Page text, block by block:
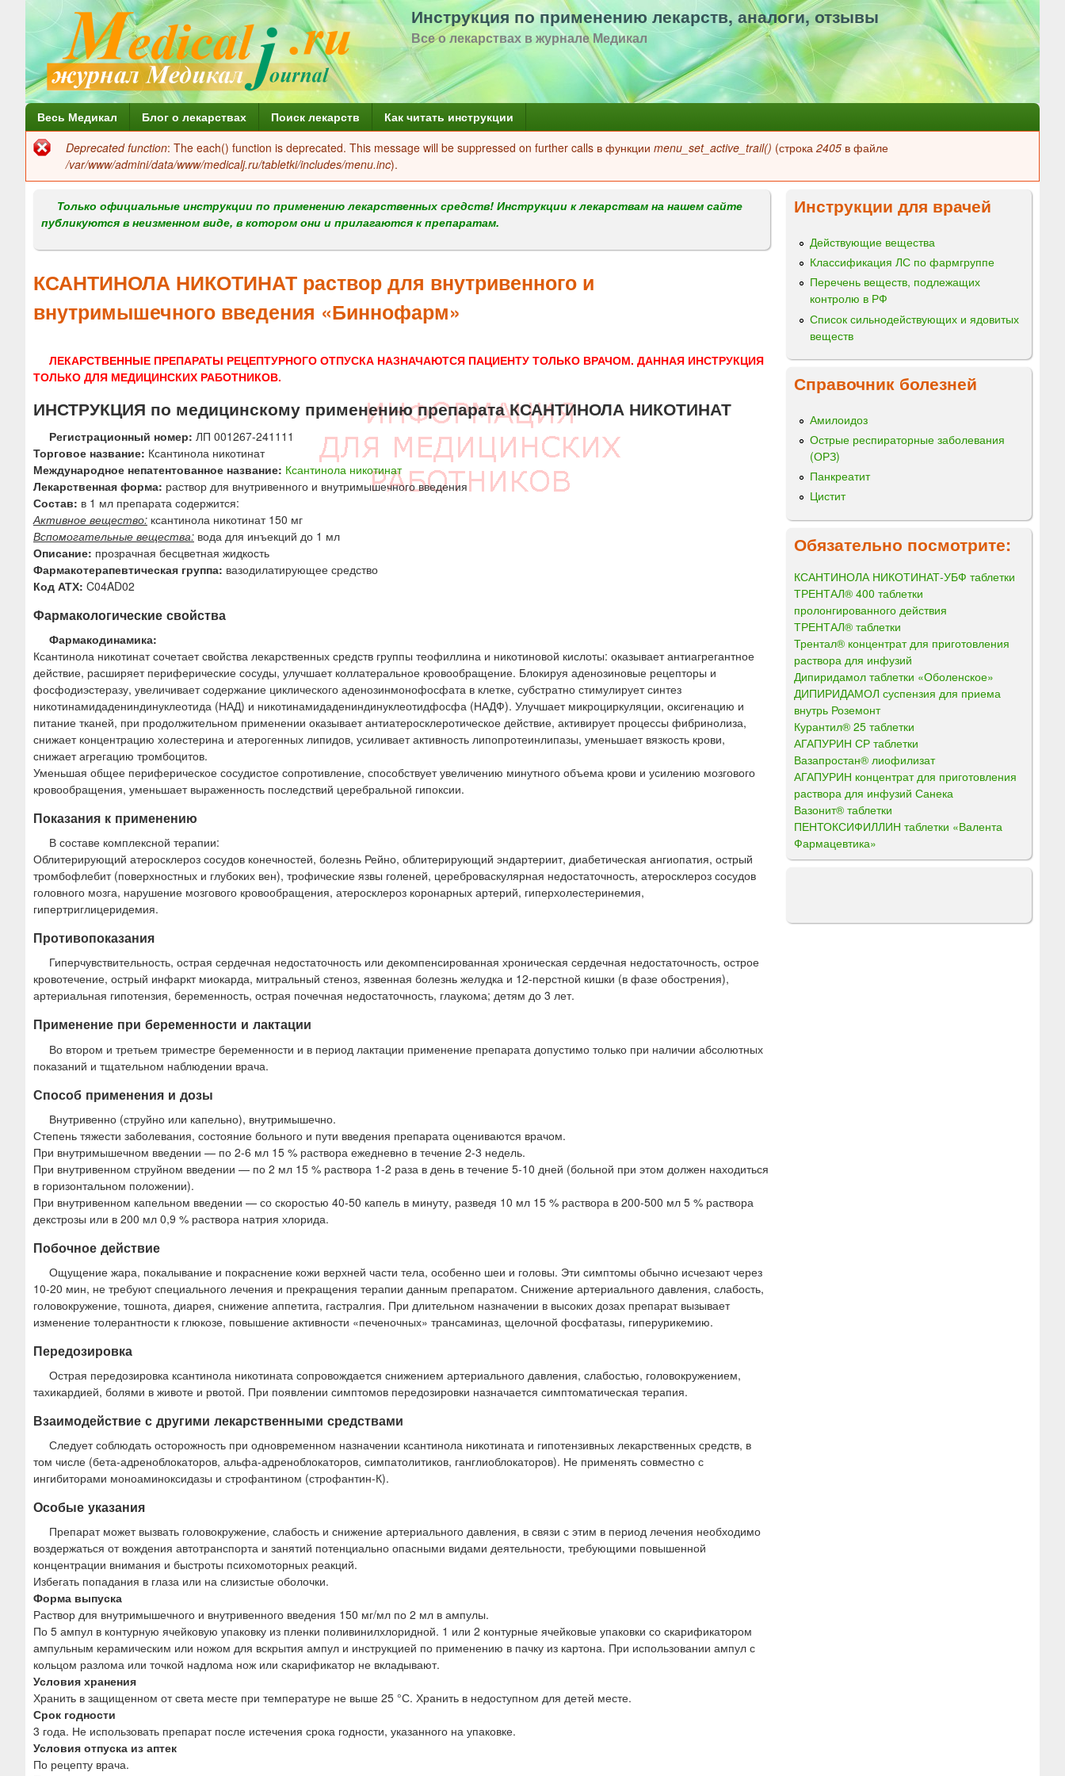
Перейти
к
содержанию
Инструкция по применению лекарств, аналоги, отзывы
Все о лекарствах в журнале Медикал
Г
л
н
м
е
Весь Медикал Блог о лекарствах Поиск лекарств Как читать инструкции
Сообщение
об
ошибке
Deprecated function: The each() function is deprecated. This message will be suppressed on further calls в функции menu_set_active_trail() (строка 2405 в файле
/var/www/admini/data/www/medicalj.ru/tabletki/includes/menu.inc).
Только официальные инструкции по применению лекарственных средств! Инструкции к лекарствам на нашем сайте
публикуются в неизменном виде, в котором они и прилагаются к препаратам.
КСАНТИНОЛА НИКОТИНАТ раствор для внутривенного и
внутримышечного введения «Биннофарм»
ЛЕКАРСТВЕННЫЕ ПРЕПАРАТЫ РЕЦЕПТУРНОГО ОТПУСКА НАЗНАЧАЮТСЯ ПАЦИЕНТУ ТОЛЬКО ВРАЧОМ. ДАННАЯ ИНСТРУКЦИЯ
ТОЛЬКО ДЛЯ МЕДИЦИНСКИХ РАБОТНИКОВ.
ИНСТРУКЦИЯ по медицинскому применению препарата КСАНТИНОЛА НИКОТИНАТ
Регистрационный номер: ЛП 001267-241111
Торговое название: Ксантинола никотинат
Международное непатентованное название: Ксантинола никотинат
Лекарственная форма: раствор для внутривенного и внутримышечного введения
Состав: в 1 мл препарата содержится:
Активное вещество: ксантинола никотинат 150 мг
Вспомогательные вещества: вода для инъекций до 1 мл
Описание: прозрачная бесцветная жидкость
Фармакотерапевтическая группа: вазодилатирующее средство
Код АТХ: C04AD02
Фармакологические свойства
Фармакодинамика:
Ксантинола никотинат сочетает свойства лекарственных средств группы теофиллина и никотиновой кислоты: оказывает антиагрегантное
действие, расширяет периферические сосуды, улучшает коллатеральное кровообращение. Блокируя аденозиновые рецепторы и
фосфодиэстеразу, увеличивает содержание циклического аденозинмонофосфата в клетке, субстратно стимулирует синтез
никотинамидадениндинуклеотида (НАД) и никотинамидадениндинуклеотидфосфа (НАДФ). Улучшает микроциркуляции, оксигенацию и
питание тканей, при продолжительном применении оказывает антиатеросклеротическое действие, активирует процессы фибринолиза,
снижает концентрацию холестерина и атерогенных липидов, усиливает активность липопротеинлипазы, уменьшает вязкость крови,
снижает агрегацию тромбоцитов.
Уменьшая общее периферическое сосудистое сопротивление, способствует увеличению минутного объема крови и усилению мозгового
кровообращения, уменьшает выраженность последствий церебральной гипоксии.
Показания к применению
В составе комплексной терапии:
Облитерирующий атеросклероз сосудов конечностей, болезнь Рейно, облитерирующий эндартериит, диабетическая ангиопатия, острый
тромбофлебит (поверхностных и глубоких вен), трофические язвы голеней, цереброваскулярная недостаточность, атеросклероз сосудов
головного мозга, нарушение мозгового кровообращения, атеросклероз коронарных артерий, гиперхолестеринемия,
гипертриглицеридемия.
Противопоказания
Гиперчувствительность, острая сердечная недостаточность или декомпенсированная хроническая сердечная недостаточность, острое
кровотечение, острый инфаркт миокарда, митральный стеноз, язвенная болезнь желудка и 12-перстной кишки (в фазе обострения),
артериальная гипотензия, беременность, острая почечная недостаточность, глаукома; детям до 3 лет.
Применение при беременности и лактации
Во втором и третьем триместре беременности и в период лактации применение препарата допустимо только при наличии абсолютных
показаний и тщательном наблюдении врача.
Способ применения и дозы
Внутривенно (струйно или капельно), внутримышечно.
Степень тяжести заболевания, состояние больного и пути введения препарата оцениваются врачом.
При внутримышечном введении — по 2-6 мл 15 % раствора ежедневно в течение 2-3 недель.
При внутривенном струйном введении — по 2 мл 15 % раствора 1-2 раза в день в течение 5-10 дней (больной при этом должен находиться
в горизонтальном положении).
При внутривенном капельном введении — со скоростью 40-50 капель в минуту, разведя 10 мл 15 % раствора в 200-500 мл 5 % раствора
декстрозы или в 200 мл 0,9 % раствора натрия хлорида.
Побочное действие
Ощущение жара, покалывание и покраснение кожи верхней части тела, особенно шеи и головы. Эти симптомы обычно исчезают через
10-20 мин, не требуют специального лечения и прекращения терапии данным препаратом. Снижение артериального давления, слабость,
головокружение, тошнота, диарея, снижение аппетита, гастралгия. При длительном назначении в высоких дозах препарат вызывает
изменение толерантности к глюкозе, повышение активности «печеночных» трансаминаз, щелочной фосфатазы, гиперурикемию.
Передозировка
Острая передозировка ксантинола никотината сопровождается снижением артериального давления, слабостью, головокружением,
тахикардией, болями в животе и рвотой. При появлении симптомов передозировки назначается симптоматическая терапия.
Взаимодействие с другими лекарственными средствами
Следует соблюдать осторожность при одновременном назначении ксантинола никотината и гипотензивных лекарственных средств, в
том числе (бета-адреноблокаторов, альфа-адреноблокаторов, симпатолитиков, ганглиоблокаторов). Не применять совместно с
ингибиторами моноаминоксидазы и строфантином (строфантин-К).
Особые указания
Препарат может вызвать головокружение, слабость и снижение артериального давления, в связи с этим в период лечения необходимо
воздержаться от вождения автотранспорта и занятий потенциально опасными видами деятельности, требующими повышенной
концентрации внимания и быстроты психомоторных реакций.
Избегать попадания в глаза или на слизистые оболочки.
Форма выпуска
Раствор для внутримышечного и внутривенного введения 150 мг/мл по 2 мл в ампулы.
По 5 ампул в контурную ячейковую упаковку из пленки поливинилхлоридной. 1 или 2 контурные ячейковые упаковки со скарификатором
ампульным керамическим или ножом для вскрытия ампул и инструкцией по применению в пачку из картона. При использовании ампул с
кольцом разлома или точкой надлома нож или скарификатор не вкладывают.
Условия хранения
Хранить в защищенном от света месте при температуре не выше 25 °С. Хранить в недоступном для детей месте.
Срок годности
3 года. Не использовать препарат после истечения срока годности, указанного на упаковке.
Условия отпуска из аптек
По рецепту врача.
Инструкции для врачей
Действующие вещества
Классификация ЛС по фармгруппе
Перечень веществ, подлежащих
контролю в РФ
Список сильнодействующих и ядовитых
веществ
Справочник болезней
Амилоидоз
Острые респираторные заболевания
(ОРЗ)
Панкреатит
Цистит
Обязательно посмотрите:
КСАНТИНОЛА НИКОТИНАТ-УБФ таблетки
ТРЕНТАЛ® 400 таблетки
пролонгированного действия
ТРЕНТАЛ® таблетки
Трентал® концентрат для приготовления
раствора для инфузий
Дипиридамол таблетки «Оболенское»
ДИПИРИДАМОЛ суспензия для приема
внутрь Роземонт
Курантил® 25 таблетки
АГАПУРИН СР таблетки
Вазапростан® лиофилизат
АГАПУРИН концентрат для приготовления
раствора для инфузий Санека
Вазонит® таблетки
ПЕНТОКСИФИЛЛИН таблетки «Валента
Фармацевтика»